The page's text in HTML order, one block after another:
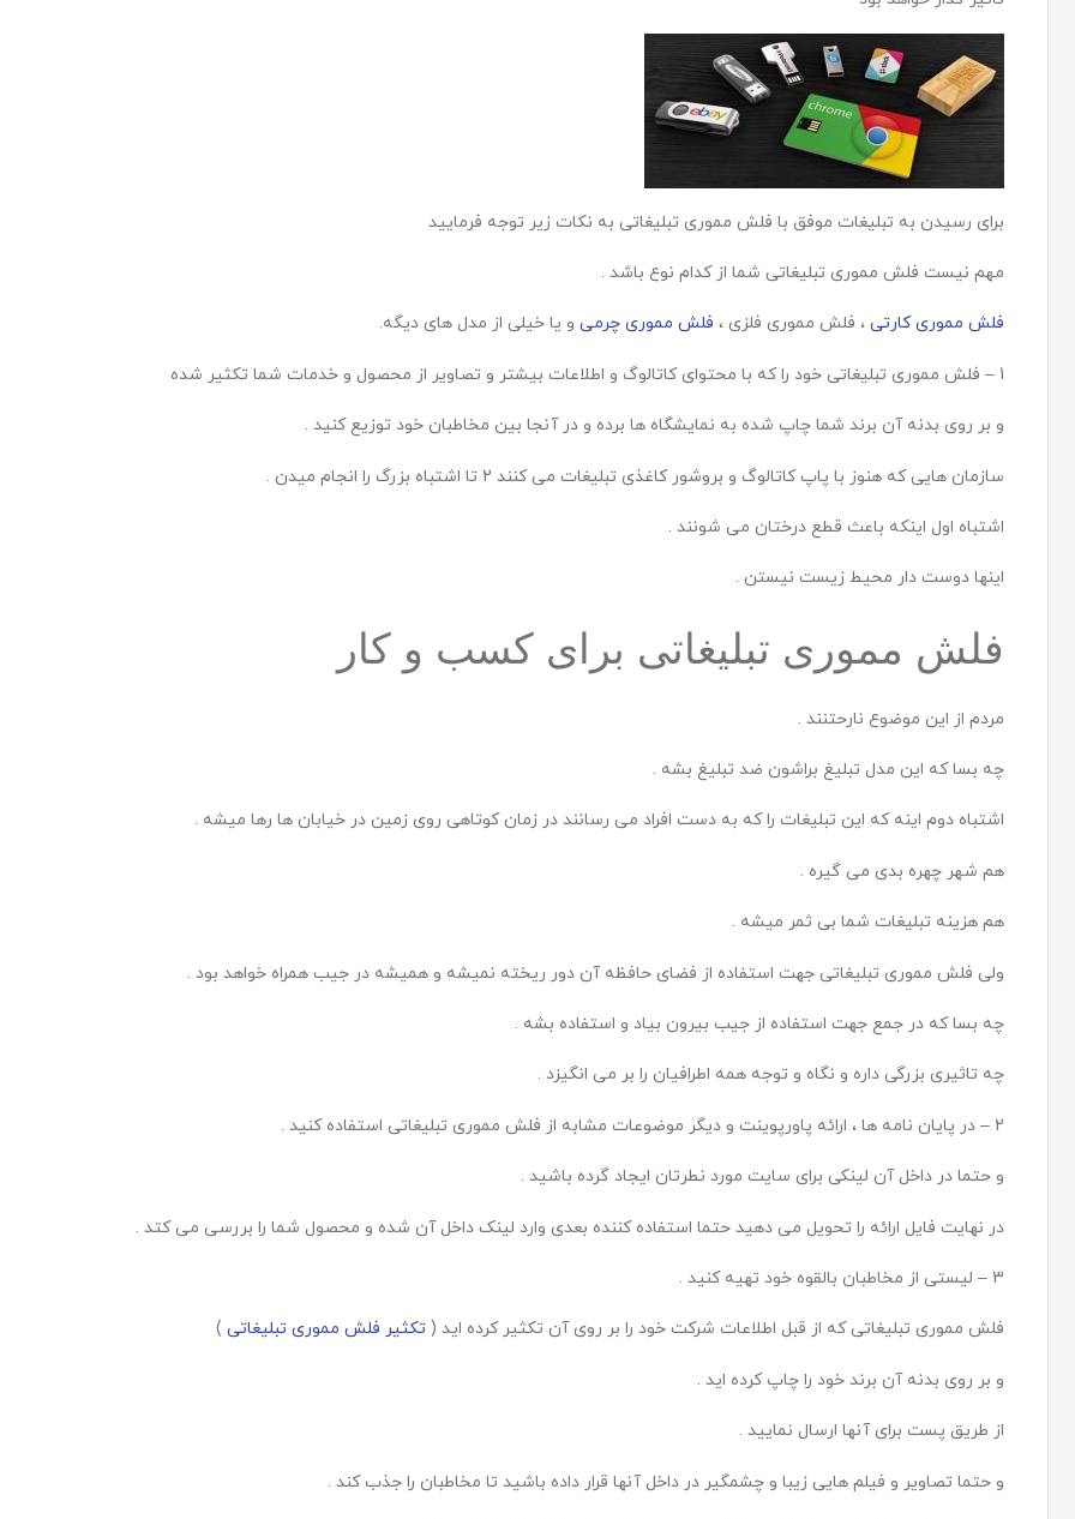
برای رسیدن به تبلیغات موفق با فلش مموری تبلیغاتی به نکات زیر توجه فرمایید
مهم نیست فلش مموری تبلیغاتی شما از کدام نوع باشد .
فلش مموری کارتی ، فلش مموری فلزی ، فلش مموری چرمی و یا خیلی از مدل های دیگه.
1 – فلش مموری تبلیغاتی خود را که با محتوای کاتالوگ و اطلاعات بیشتر و تصاویر از محصول و خدمات شما تکثیر شده
و بر روی بدنه آن برند شما چاپ شده به نمایشگاه ها برده و در آنجا بین مخاطبان خود توزیع کنید .
سازمان هایی که هنوز با پاپ کاتالوگ و بروشور کاغذی تبلیغات می کنند 2 تا اشتباه بزرگ را انجام میدن .
اشتباه اول اینکه باعث قطع درختان می شونند .
اینها دوست دار محیط زیست نیستن .
فلش مموری تبلیغاتی برای کسب و کار
مردم از این موضوع نارحتنند .
چه بسا که این مدل تبلیغ براشون ضد تبلیغ بشه .
اشتباه دوم اینه که این تبلیغات را که به دست افراد می رسانند در زمان کوتاهی روی زمین در خیابان ها رها میشه .
هم شهر چهره بدی می گیره .
هم هزینه تبلیغات شما بی ثمر میشه .
ولی فلش مموری تبلیغاتی جهت استفاده از فضای حافظه آن دور ریخته نمیشه و همیشه در جیب همراه خواهد بود .
چه بسا که در جمع جهت استفاده از جیب بیرون بیاد و استفاده بشه .
چه تاثیری بزرگی داره و نگاه و توجه همه اطرافیان را بر می انگیزد .
2 – در پایان نامه ها ، ارائه پاورپوینت و دیگر موضوعات مشابه از فلش مموری تبلیغاتی استفاده کنید .
و حتما در داخل آن لینکی برای سایت مورد نطرتان ایجاد گرده باشید .
در نهایت فایل ارائه را تحویل می دهید حتما استفاده کننده بعدی وارد لینک داخل آن شده و محصول شما را بررسی می کتد .
3 – لیستی از مخاطبان بالقوه خود تهیه کنید .
فلش مموری تبلیغاتی که از قبل اطلاعات شرکت خود را بر روی آن تکثیر کرده اید ( تکثیر فلش مموری تبلیغاتی )
و بر روی بدنه آن برند خود را چاپ کرده اید .
از طریق پست برای آنها ارسال نمایید .
و حتما تصاویر و فیلم هایی زیبا و چشمگیر در داخل آنها قرار داده باشید تا مخاطبان را جذب کند .